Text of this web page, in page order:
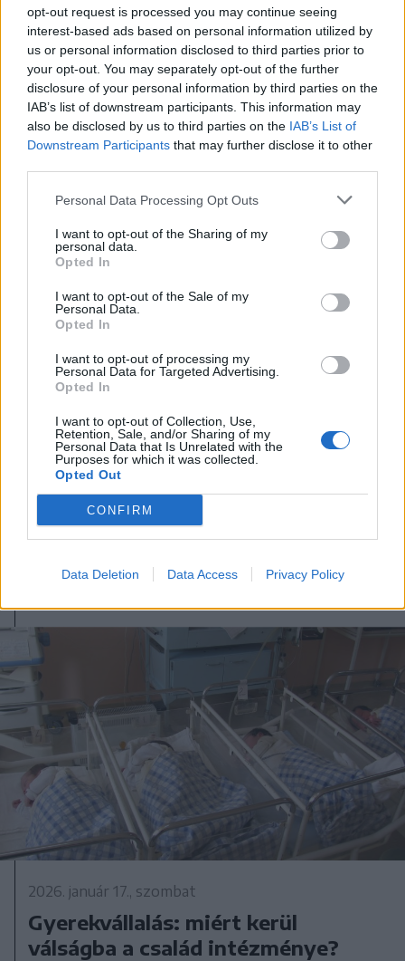
opt-out request is processed you may continue seeing
interest-based ads based on personal information utilized by
us or personal information disclosed to third parties prior to
your opt-out. You may separately opt-out of the further
disclosure of your personal information by third parties on the
IAB’s list of downstream participants. This information may
also be disclosed by us to third parties on the IAB’s List of
Downstream Participants that may further disclose it to other
Personal Data Processing Opt Outs
I want to opt-out of the Sharing of my
personal data.
Opted In
I want to opt-out of the Sale of my
Personal Data.
Opted In
I want to opt-out of processing my
Personal Data for Targeted Advertising.
Opted In
I want to opt-out of Collection, Use,
Retention, Sale, and/or Sharing of my
Personal Data that Is Unrelated with the
Purposes for which it was collected.
Opted Out
CONFIRM
Data Deletion Data Access Privacy Policy
bölcsőjében: erdélyi lelkipásztor
Genfben
2026. január 22., csütörtök
„Nincs alternatívája a
kormánykoalíciónak”. Zakariás
Zoltán megszorításokról, az EMSZ-
en belüli RMDSZ-ellenes
indulatokról
2026. január 17., szombat
Gyerekvállalás: miért kerül
válságba a család intézménye?